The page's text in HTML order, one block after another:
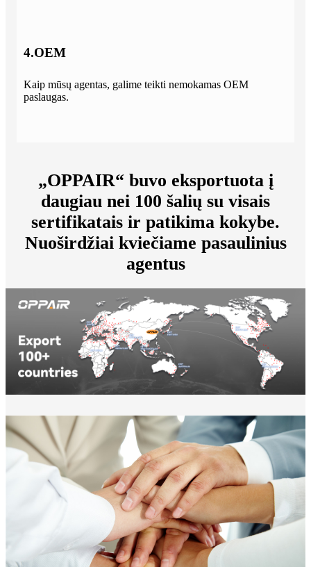
4.OEM
Kaip mūsų agentas, galime teikti nemokamas OEM
paslaugas.
„OPPAIR“ buvo eksportuota į
daugiau nei 100 šalių su visais
sertifikatais ir patikima kokybe.
Nuoširdžiai kviečiame pasaulinius
agentus